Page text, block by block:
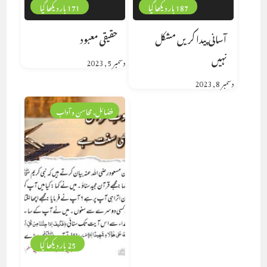
171 بار دیکھا گیا
حقیقی معبود
دسمبر 5, 2023
187 بار دیکھا گیا
آسانی پیدا کریں مشکل
نہیں
دسمبر 8, 2023
25 بار دیکھا گیا
فضائل، محاسن و آداب